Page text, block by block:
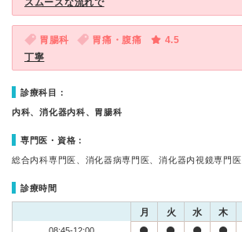
スムーズな流れで
胃腸科 胃痛・腹痛
4.5
丁寧
診療科目：
内科、消化器内科、胃腸科
専門医・資格：
総合内科専門医、消化器病専門医、消化器内視鏡専門医
診療時間
月 火 水 木